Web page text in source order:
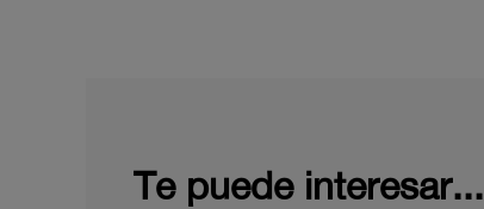
Te puede interesar...